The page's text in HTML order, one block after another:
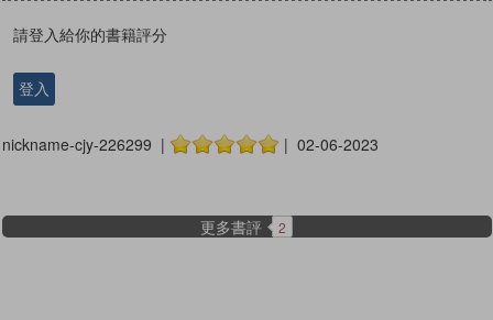
請登入給你的書籍評分
登入
nickname-cjy-226299 | | 02-06-2023
更多書評 2